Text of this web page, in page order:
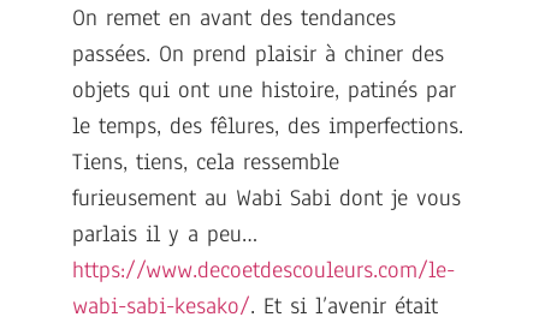
On remet en avant des tendances
passées. On prend plaisir à chiner des
objets qui ont une histoire, patinés par
le temps, des fêlures, des imperfections.
Tiens, tiens, cela ressemble
furieusement au Wabi Sabi dont je vous
parlais il y a peu…
https://www.decoetdescouleurs.com/le-
wabi-sabi-kesako/. Et si l’avenir était